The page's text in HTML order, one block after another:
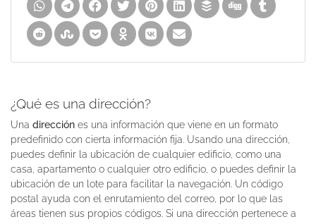
¿Qué es una dirección?
Una dirección es una información que viene en un formato
predefinido con cierta información fija. Usando una dirección,
puedes definir la ubicación de cualquier edificio, como una
casa, apartamento o cualquier otro edificio, o puedes definir la
ubicación de un lote para facilitar la navegación. Un código
postal ayuda con el enrutamiento del correo, por lo que las
áreas tienen sus propios códigos. Si una dirección pertenece a